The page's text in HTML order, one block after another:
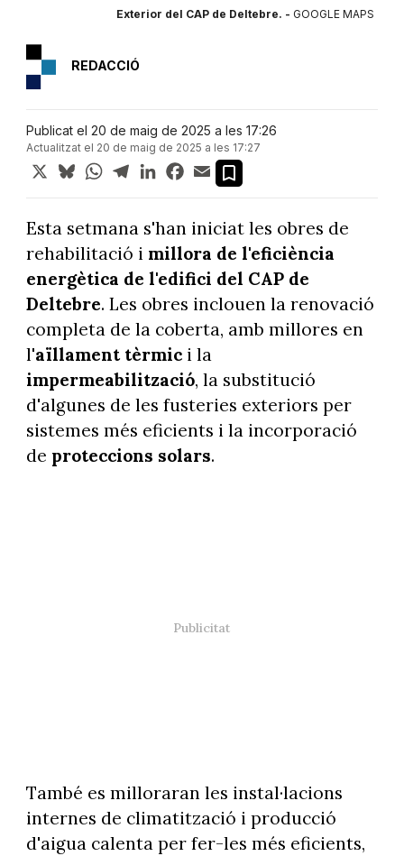
Exterior del CAP de Deltebre. - GOOGLE MAPS
REDACCIÓ
Publicat el 20 de maig de 2025 a les 17:26
Actualitzat el 20 de maig de 2025 a les 17:27
X BlueskyWhatsApp
TelegramLinkedInFacebook
Email
Esta setmana s'han iniciat les obres de
rehabilitació i millora de l'eficiència
energètica de l'edifici del CAP de
Deltebre. Les obres inclouen la renovació
completa de la coberta, amb millores en
l'aïllament tèrmici la
impermeabilització, la substitució
d'algunes de les fusteries exteriors per
sistemes més eficients i la incorporació
de proteccions solars.
També es milloraran les instal·lacions
internes de climatització i producció
d'aigua calenta per fer-les més eficients,